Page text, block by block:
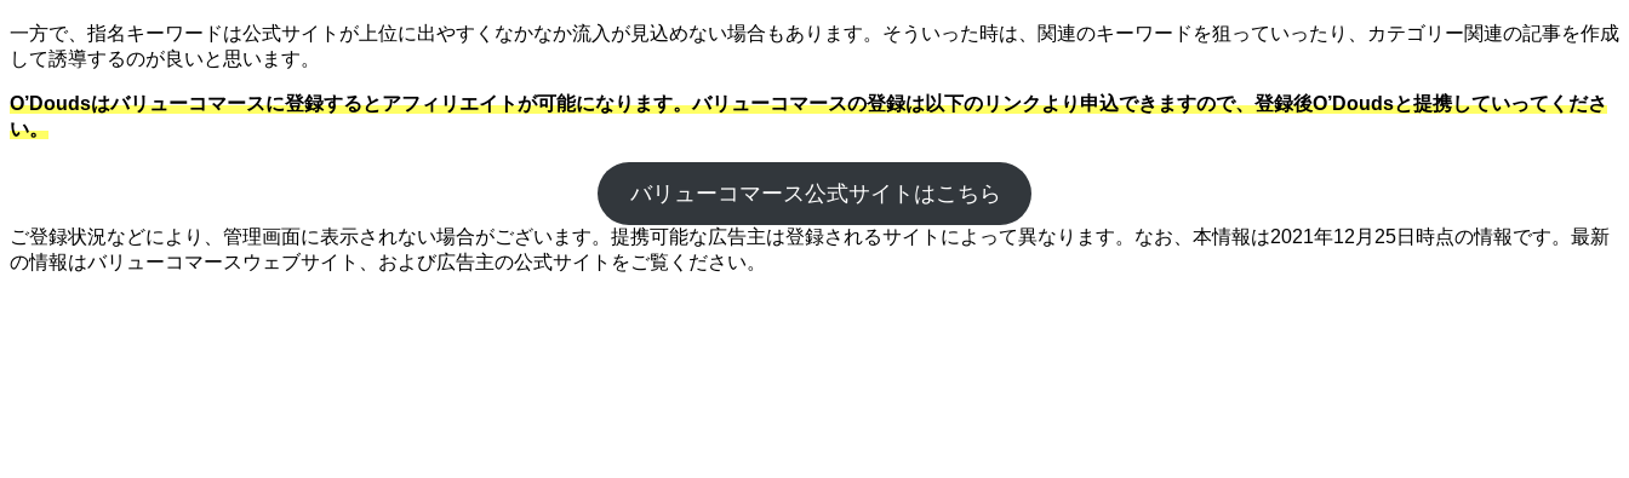
一方で、指名キーワードは公式サイトが上位に出やすくなかなか流入が見込めない場合もあります。そういった時は、関連のキーワードを狙っていったり、カテゴリー関連の記事を作成
して誘導するのが良いと思います。
O’Doudsはバリューコマースに登録するとアフィリエイトが可能になります。バリューコマースの登録は以下のリンクより申込できますので、登録後O’Doudsと提携していってくださ
い。
バリューコマース公式サイトはこちら
ご登録状況などにより、管理画面に表示されない場合がございます。提携可能な広告主は登録されるサイトによって異なります。なお、本情報は2021年12月25日時点の情報です。最新
の情報はバリューコマースウェブサイト、および広告主の公式サイトをご覧ください。